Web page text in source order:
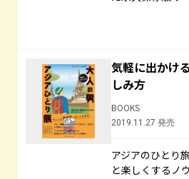
気軽に出かけ
しみ方
BOOKS
2019.11.27 発売
アジアのひとり
と楽しくするノ